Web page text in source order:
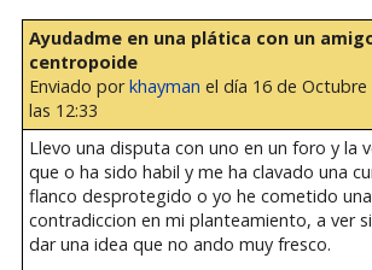
Ayudadme en una plática con un
centropoide
Enviado porkhayman el día 16 de Octubre
las 12:33
Llevo una disputa con uno en un foro y la
que o ha sido habil y me ha clavado una
flanco desprotegido o yo he cometido una
contradiccion en mi planteamiento, a ver
dar una idea que no ando muy fresco.